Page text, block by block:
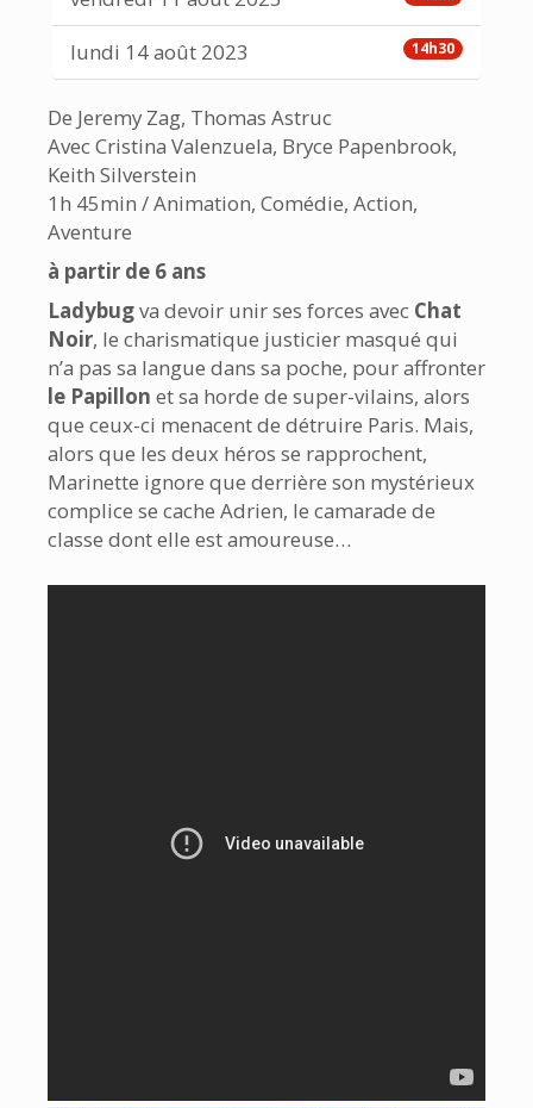
14h30
lundi 14 août 2023
De Jeremy Zag, Thomas Astruc
Avec Cristina Valenzuela, Bryce Papenbrook,
Keith Silverstein
1h 45min / Animation, Comédie, Action,
Aventure
à partir de 6 ans
Ladybugva devoir unir ses forces avec Chat
Noir, le charismatique justicier masqué qui
n’a pas sa langue dans sa poche, pour affronter
le Papillon et sa horde de super-vilains, alors
que ceux-ci menacent de détruire Paris. Mais,
alors que les deux héros se rapprochent,
Marinette ignore que derrière son mystérieux
complice se cache Adrien, le camarade de
classe dont elle est amoureuse…